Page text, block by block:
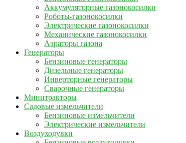
Аккумуляторные газонокосилки
Роботы-газонокосилки
Электрические газонокосилки
Механические газонокосилки
Аэраторы газона
Генераторы
Бензиновые генераторы
Дизельные генераторы
Инверторные генераторы
Сварочные генераторы
Минитракторы
Садовые измельчители
Бензиновые измельчители
Электрические измельчители
Воздуходувки